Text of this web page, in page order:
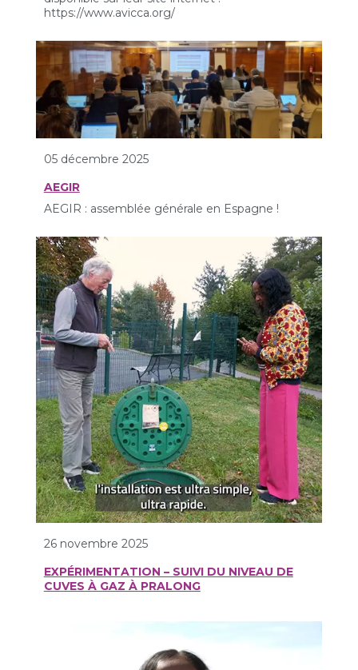
https://www.avicca.org/
05 décembre 2025
AEGIR
AEGIR : assemblée générale en Espagne !
26 novembre 2025
EXPÉRIMENTATION – SUIVI DU NIVEAU DE
CUVES À GAZ À PRALONG